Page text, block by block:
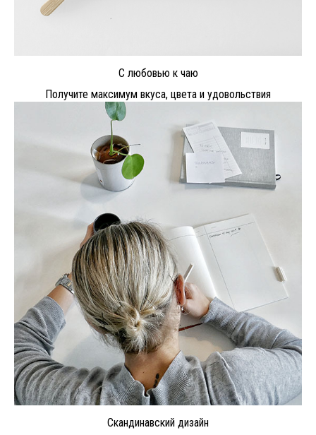
С любовью к чаю
Получите максимум вкуса, цвета и удовольствия
Скандинавский дизайн